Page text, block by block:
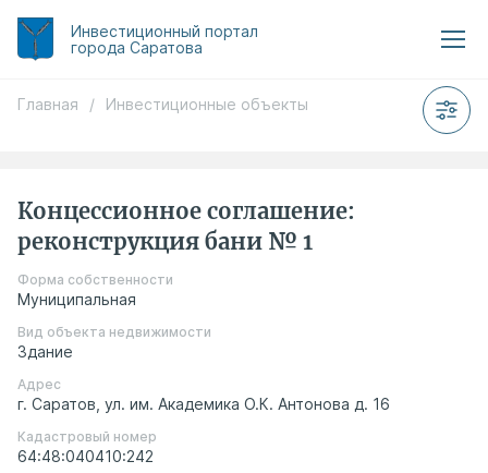
Инвестиционный портал
города Саратова
Главная / Инвестиционные объекты
Концессионное соглашение:
реконструкция бани № 1
Форма собственности
Муниципальная
Вид объекта недвижимости
Здание
Адрес
г. Саратов, ул. им. Академика О.К. Антонова д. 16
Кадастровый номер
64:48:040410:242